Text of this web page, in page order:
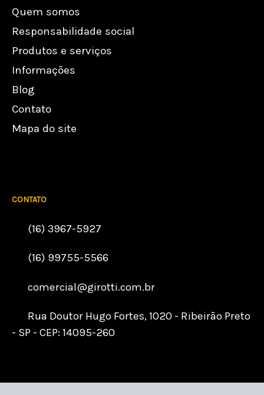
Quem somos
Responsabilidade social
Produtos e serviços
Informações
Blog
Contato
Mapa do site
CONTATO
(16) 3967-5927
(16) 99755-5566
comercial@girotti.com.br
Rua Doutor Hugo Fortes, 1020 - Ribeirão Preto
- SP - CEP: 14095-260